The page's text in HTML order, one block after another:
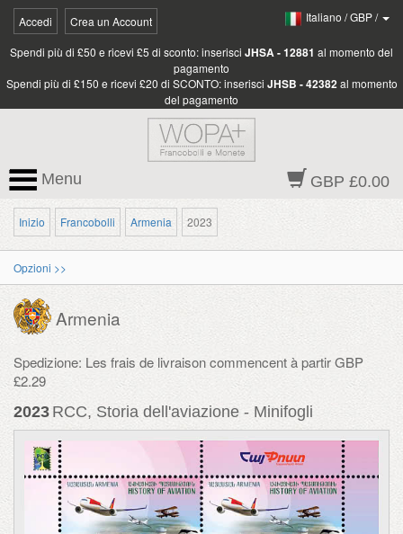
Accedi Crea un Account Italiano /GBP/
Spendi più di £50 e ricevi £5 di sconto: inserisci JHSA - 12881 al momento del
pagamento
Spendi più di £150 e ricevi £20 di SCONTO: inserisci JHSB - 42382 al momento
del pagamento
GBP £0.00
Menu
Inizio Francobolli Armenia 2023
Opzioni >>
Armenia
Spedizione: Les frais de livraison commencent à partir GBP
£2.29
2023 RCC, Storia dell'aviazione - Minifogli